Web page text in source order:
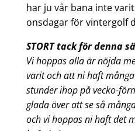
har ju vår bana inte
onsdagar för vintergolf
STORT tack för denna
Vi hoppas alla är nöjda
varit och att ni haft
stunder ihop på vecko-
glada över att se så
och vi hoppas ni haft det